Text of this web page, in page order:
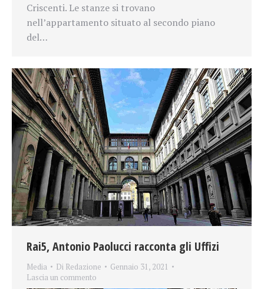
Criscenti. Le stanze si trovano
nell’appartamento situato al secondo piano
del…
Rai5, Antonio Paolucci racconta gli Uffizi
Media Di Redazione
Gennaio 31, 2021
Lascia un commento